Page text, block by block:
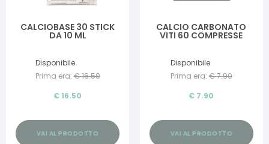
CALCIOBASE 30 STICK
DA 10 ML
Disponibile
Prima era: €16.50
€ 16.50
VAI AL PRODOTTO
CALCIO CARBONATO
VITI 60 COMPRESSE
Disponibile
Prima era: €7.90
€ 7.90
VAI AL PRODOTTO